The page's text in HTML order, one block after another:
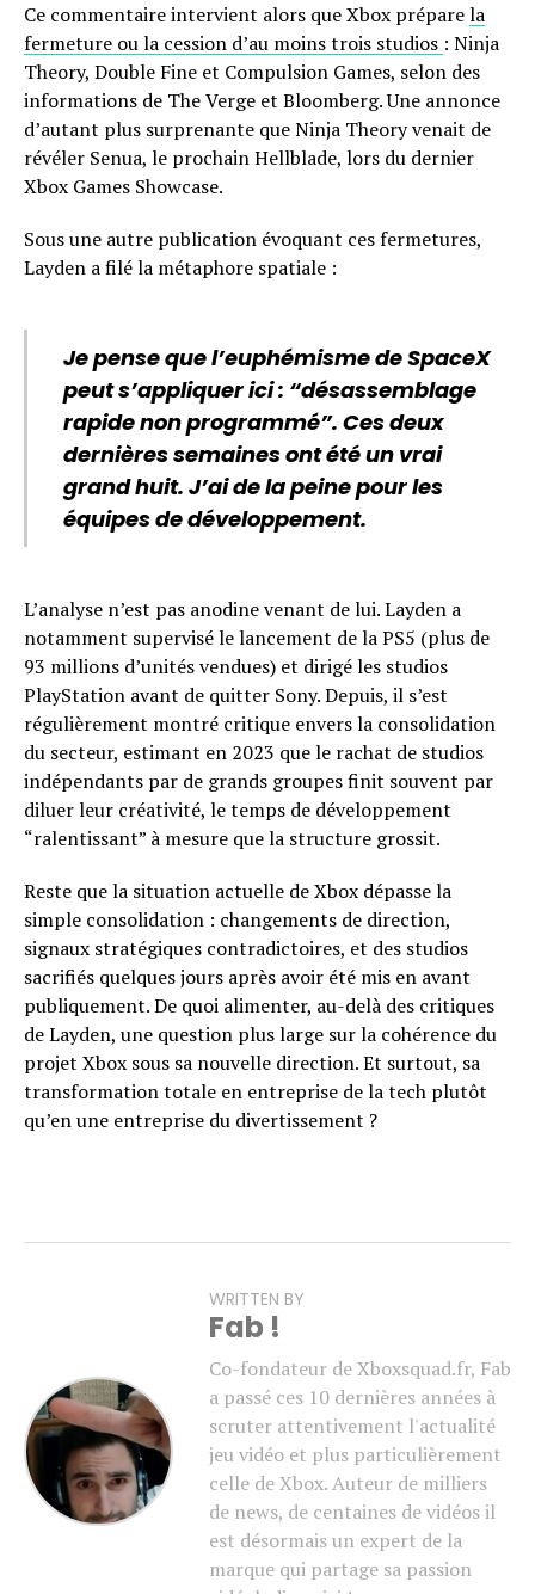
Ce commentaire intervient alors que Xbox préparela
fermeture ou la cession d’au moins trois studios : Ninja
Theory, Double Fine et Compulsion Games, selon des
informations de The Verge et Bloomberg. Une annonce
d’autant plus surprenante que Ninja Theory venait de
révéler Senua, le prochain Hellblade, lors du dernier
Xbox Games Showcase.
Sous une autre publication évoquant ces fermetures,
Layden a filé la métaphore spatiale :
Je pense que l’euphémisme de SpaceX
peut s’appliquer ici : “désassemblage
rapide non programmé”. Ces deux
dernières semaines ont été un vrai
grand huit. J’ai de la peine pour les
équipes de développement.
L’analyse n’est pas anodine venant de lui. Layden a
notamment supervisé le lancement de la PS5 (plus de
93 millions d’unités vendues) et dirigé les studios
PlayStation avant de quitter Sony. Depuis, il s’est
régulièrement montré critique envers la consolidation
du secteur, estimant en 2023 que le rachat de studios
indépendants par de grands groupes finit souvent par
diluer leur créativité, le temps de développement
“ralentissant” à mesure que la structure grossit.
Reste que la situation actuelle de Xbox dépasse la
simple consolidation : changements de direction,
signaux stratégiques contradictoires, et des studios
sacrifiés quelques jours après avoir été mis en avant
publiquement. De quoi alimenter, au-delà des critiques
de Layden, une question plus large sur la cohérence du
projet Xbox sous sa nouvelle direction. Et surtout, sa
transformation totale en entreprise de la tech plutôt
qu’en une entreprise du divertissement ?
WRITTEN BY
Fab !
Co-fondateur de Xboxsquad.fr, Fab
a passé ces 10 dernières années à
scruter attentivement l'actualité
jeu vidéo et plus particulièrement
celle de Xbox. Auteur de milliers
de news, de centaines de vidéos il
est désormais un expert de la
marque qui partage sa passion